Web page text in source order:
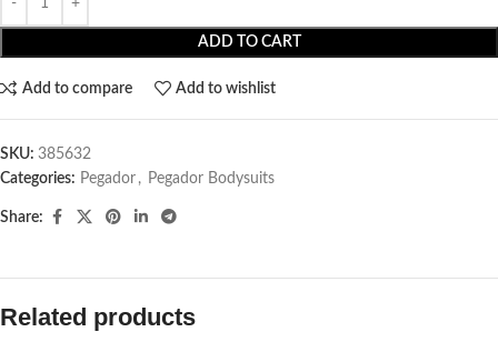
ADD TO CART
Add to compare Add to wishlist
SKU: 385632
Categories: Pegador​ , Pegador Bodysuits
Share:
Related products